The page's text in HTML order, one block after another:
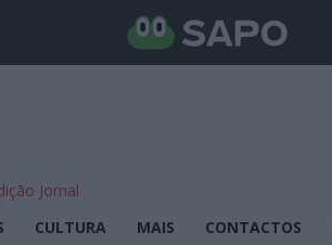
CULTURA MAIS CONTACTOS